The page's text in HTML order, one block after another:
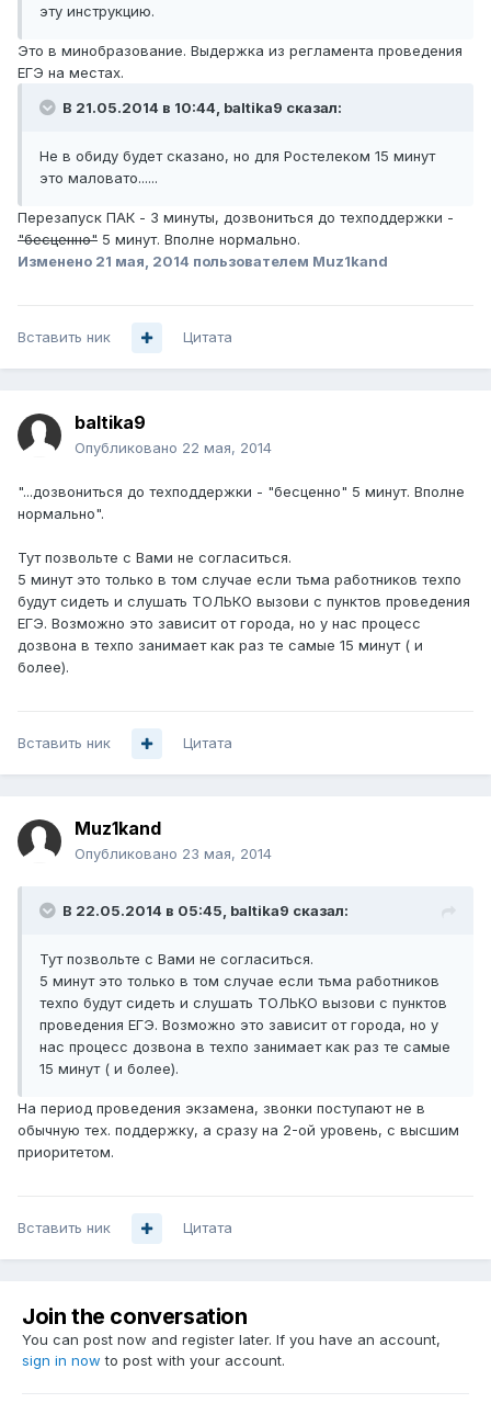
эту инструкцию.
Это в минобразование. Выдержка из регламента проведения
ЕГЭ на местах.
В 21.05.2014 в 10:44, baltika9 сказал:
Не в обиду будет сказано, но для Ростелеком 15 минут
это маловато......
Перезапуск ПАК - 3 минуты, дозвониться до техподдержки -
"бесценно" 5 минут. Вполне нормально.
Изменено 21 мая, 2014 пользователем Muz1kand
Вставить ник Цитата
baltika9
Опубликовано 22 мая, 2014
"...дозвониться до техподдержки - "бесценно" 5 минут. Вполне
нормально".
Тут позвольте с Вами не согласиться.
5 минут это только в том случае если тьма работников техпо
будут сидеть и слушать ТОЛЬКО вызови с пунктов проведения
ЕГЭ. Возможно это зависит от города, но у нас процесс
дозвона в техпо занимает как раз те самые 15 минут ( и
более).
Вставить ник Цитата
Muz1kand
Опубликовано 23 мая, 2014
В 22.05.2014 в 05:45, baltika9 сказал:
Тут позвольте с Вами не согласиться.
5 минут это только в том случае если тьма работников
техпо будут сидеть и слушать ТОЛЬКО вызови с пунктов
проведения ЕГЭ. Возможно это зависит от города, но у
нас процесс дозвона в техпо занимает как раз те самые
15 минут ( и более).
На период проведения экзамена, звонки поступают не в
обычную тех. поддержку, а сразу на 2-ой уровень, с высшим
приоритетом.
Вставить ник Цитата
Join the conversation
You can post now and register later. If you have an account,
sign in now to post with your account.